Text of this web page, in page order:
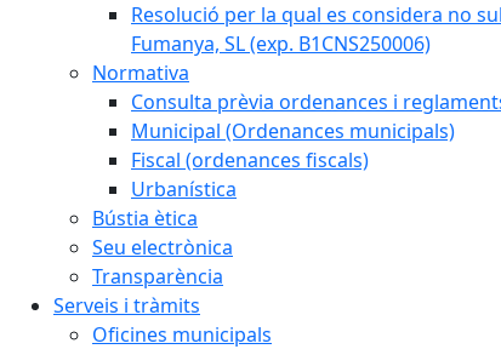
Resolució per la qual es considera no
Fumanya, SL (exp. B1CNS250006)
Normativa
Consulta prèvia ordenances i
Municipal (Ordenances municipals)
Fiscal (ordenances fiscals)
Urbanística
Bústia ètica
Seu electrònica
Transparència
Serveis i tràmits
Oficines municipals